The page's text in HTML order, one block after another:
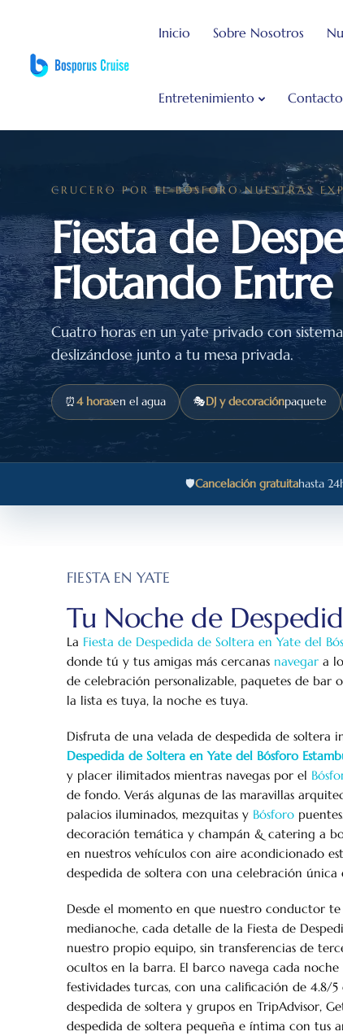
Inicio Sobre Nosotros
Entretenimiento Contacto
CRUCERO POR EL BÓSFORO ›NUESTRAS
Fiesta de
Flotando
Cuatro horas en un yate privado con
deslizándose junto a tu mesa privada.
⏰4 horasen el agua 🎭DJ y decoraciónpaquete
🛡️Cancelación gratuitahasta
FIESTA EN YATE
Tu Noche de
La Fiesta de Despedida de Soltera en Yate del
donde tú y tus amigas más cercanas navegar a
de celebración personalizable, paquetes de bar
la lista es tuya, la noche es tuya.
Disfruta de una velada de despedida de soltera
Despedida de Soltera en Yate del Bósforo
y placer ilimitados mientras navegas por el
de fondo. Verás algunas de las maravillas
palacios iluminados, mezquitas y Bósforo
decoración temática y champán & catering a
en nuestros vehículos con aire acondicionado
despedida de soltera con una celebración
Desde el momento en que nuestro conductor
medianoche, cada detalle de la Fiesta de
nuestro propio equipo, sin transferencias de
ocultos en la barra. El barco navega cada
festividades turcas, con una calificación de 4.8/
despedida de soltera y grupos en TripAdvisor,
despedida de soltera pequeña e íntima con tus